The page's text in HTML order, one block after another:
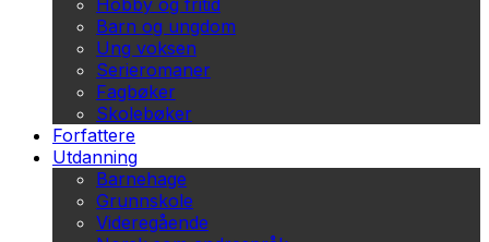
Hobby og fritid
Barn og ungdom
Ung voksen
Serieromaner
Fagbøker
Skolebøker
Forfattere
Utdanning
Barnehage
Grunnskole
Videregående